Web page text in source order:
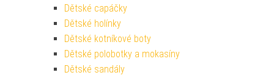
Dětské capáčky
Dětské holínky
Dětské kotníkové boty
Dětské polobotky a mokasíny
Dětské sandály